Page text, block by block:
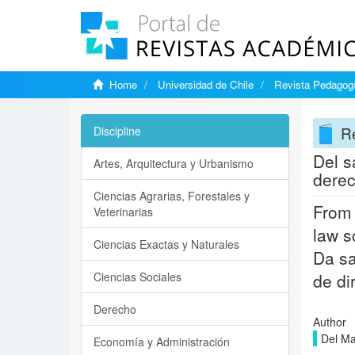
Home Universidad de Chile Revista
Del
law
Da
de
Author
Del
Discipline
Artes, Arquitectura y Urbanismo
Ciencias Agrarias, Forestales y
Veterinarias
Ciencias Exactas y Naturales
Ciencias Sociales
Derecho
Economía y Administración